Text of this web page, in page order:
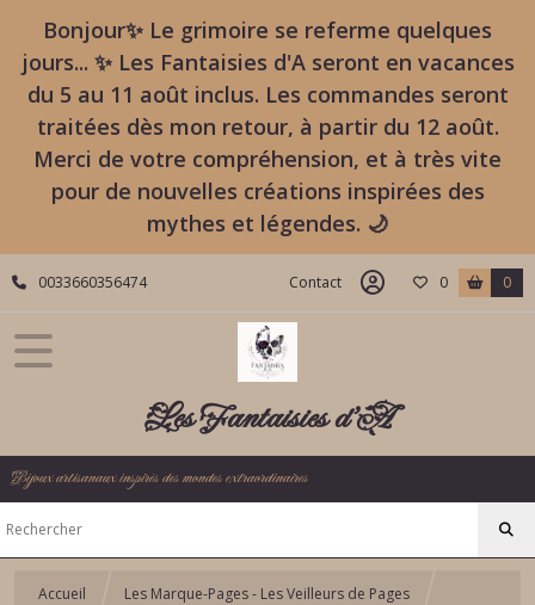
Bonjour✨ Le grimoire se referme quelques
jours... ✨ Les Fantaisies d'A seront en vacances
du 5 au 11 août inclus. Les commandes seront
traitées dès mon retour, à partir du 12 août.
Merci de votre compréhension, et à très vite
pour de nouvelles créations inspirées des
mythes et légendes. 🌙
0033660356474 Contact 0 0
Les Fantaisies d'A
Bijoux artisanaux inspirés des mondes extraordinaires
Accueil Les Marque-Pages - Les Veilleurs de Pages